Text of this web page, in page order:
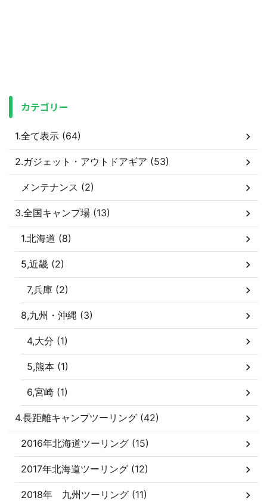
カテゴリー
1.全て表示 (64)
2.ガジェット・アウトドアギア (53)
メンテナンス (2)
3.全国キャンプ場 (13)
1.北海道 (8)
5,近畿 (2)
7,兵庫 (2)
8,九州・沖縄 (3)
4,大分 (1)
5,熊本 (1)
6,宮崎 (1)
4.長距離キャンプツーリング (42)
2016年北海道ツーリング (15)
2017年北海道ツーリング (12)
2018年 九州ツーリング (11)